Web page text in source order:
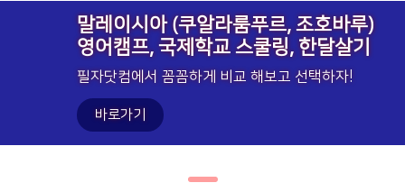
말레이시아 (쿠알라룸푸르, 조호바루)
영어캠프, 국제학교 스쿨링, 한달살기
필자닷컴에서 꼼꼼하게 비교 해보고 선택하자!
바로가기